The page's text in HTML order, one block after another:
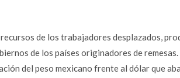
de los trabajadores desplazados,
de los países originadores de remesas.
del peso mexicano frente al dólar que